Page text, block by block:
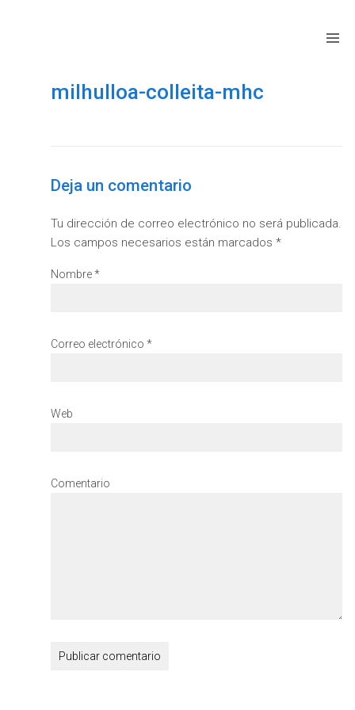
milhulloa-colleita-mhc
Deja un comentario
Tu dirección de correo electrónico no será publicada.
Los campos necesarios están marcados *
Nombre*
Correo electrónico *
Web
Comentario